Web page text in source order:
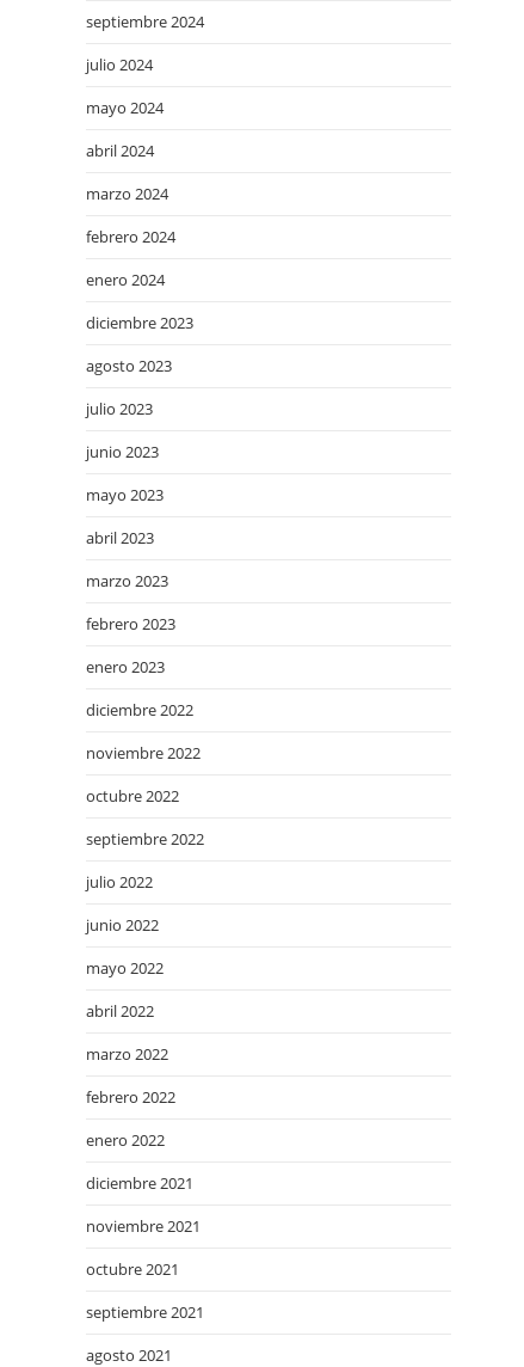
septiembre 2024
julio 2024
mayo 2024
abril 2024
marzo 2024
febrero 2024
enero 2024
diciembre 2023
agosto 2023
julio 2023
junio 2023
mayo 2023
abril 2023
marzo 2023
febrero 2023
enero 2023
diciembre 2022
noviembre 2022
octubre 2022
septiembre 2022
julio 2022
junio 2022
mayo 2022
abril 2022
marzo 2022
febrero 2022
enero 2022
diciembre 2021
noviembre 2021
octubre 2021
septiembre 2021
agosto 2021